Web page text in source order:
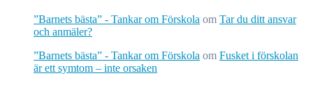
”Barnets bästa” - Tankar om Förskola om Tar du ditt ansvar
och anmäler?
”Barnets bästa” - Tankar om Förskola om Fusket i förskolan
är ett symtom – inte orsaken